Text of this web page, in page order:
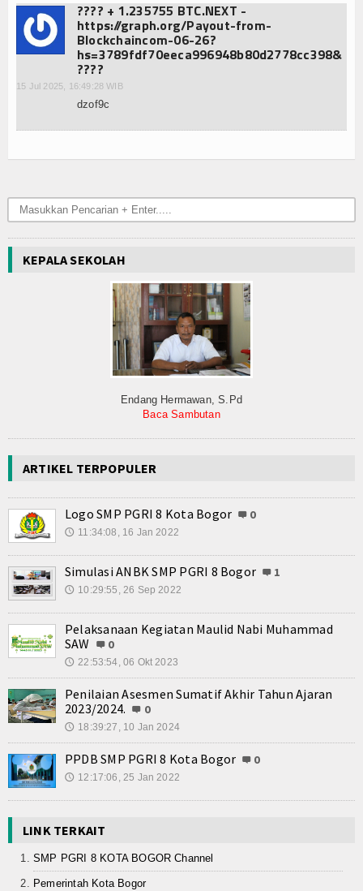
???? + 1.235755 BTC.NEXT -
https://graph.org/Payout-from-
Blockchaincom-06-26?
hs=3789fdf70eeca996948b80d2778cc398&
????
15 Jul 2025, 16:49:28 WIB
dzof9c
KEPALA SEKOLAH
Endang Hermawan, S.Pd
Baca Sambutan
ARTIKEL TERPOPULER
Logo SMP PGRI 8 Kota Bogor 0
🕔 11:34:08, 16 Jan 2022
Simulasi ANBK SMP PGRI 8 Bogor 1
🕔 10:29:55, 26 Sep 2022
Pelaksanaan Kegiatan Maulid Nabi Muhammad
SAW
0
🕔 22:53:54, 06 Okt 2023
Penilaian Asesmen Sumatif Akhir Tahun Ajaran
2023/2024.
0
🕔 18:39:27, 10 Jan 2024
PPDB SMP PGRI 8 Kota Bogor 0
🕔 12:17:06, 25 Jan 2022
LINK TERKAIT
SMP PGRI 8 KOTA BOGOR Channel
Pemerintah Kota Bogor